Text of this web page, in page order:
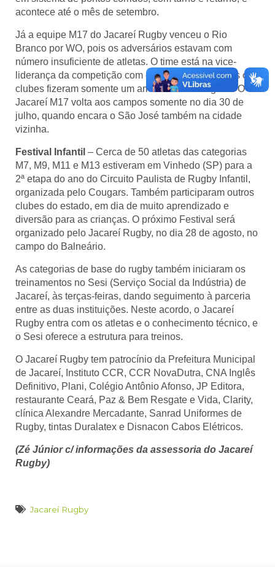
acontece até o mês de setembro.
Já a equipe M17 do Jacareí Rugby venceu o Rio
Branco por WO, pois os adversários estavam com
número insuficiente de atletas. O time está na vice-
liderança da competição com quatro pontos. Ambos os
clubes fizeram somente um amistoso da categoria. O
Jacareí M17 volta aos campos somente no dia 30 de
julho, quando encara o São José também na cidade
vizinha.
Festival Infantil – Cerca de 50 atletas das categorias
M7, M9, M11 e M13 estiveram em Vinhedo (SP) para a
2ª etapa do ano do Circuito Paulista de Rugby Infantil,
organizada pelo Cougars. Também participaram outros
clubes do estado, em dia de muito aprendizado e
diversão para as crianças. O próximo Festival será
organizado pelo Jacareí Rugby, no dia 28 de agosto, no
campo do Balneário.
As categorias de base do rugby também iniciaram os
treinamentos no Sesi (Serviço Social da Indústria) de
Jacareí, às terças-feiras, dando seguimento à parceria
entre as duas instituições. Neste acordo, o Jacareí
Rugby entra com os atletas e o conhecimento técnico, e
o Sesi oferece a estrutura para treinos.
O Jacareí Rugby tem patrocínio da Prefeitura Municipal
de Jacareí, Instituto CCR, CCR NovaDutra, CNA Inglês
Definitivo, Plani, Colégio Antônio Afonso, JP Editora,
restaurante Ceará, Paz & Bem Resgate e Vida, Clarity,
clínica Alexandre Mercadante, Sanrad Uniformes de
Rugby, tintas Duralatex e Disnacon Cabos Elétricos.
(Zé Júnior c/ informações da assessoria do Jacareí
Rugby)
Jacareí Rugby